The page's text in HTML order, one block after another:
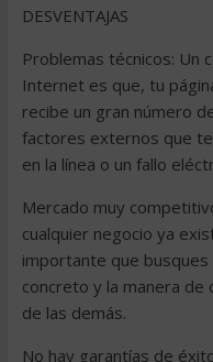
DESVENTAJAS
Problemas técnicos: Un
Internet es que, tu
recibe un gran número
factores externos que
en la línea o un fallo
Mercado muy
cualquier negocio ya
importante que busques
concreto y la manera
de las demás.
No hay garantías de